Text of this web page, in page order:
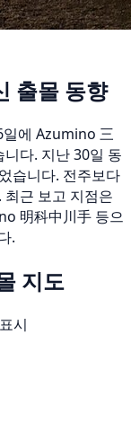
출몰 동향
일에 Azumino 三
다. 지난 30일 동
습니다. 전주보다
근 보고 지점은
明科中川手 등으
.
지도
시